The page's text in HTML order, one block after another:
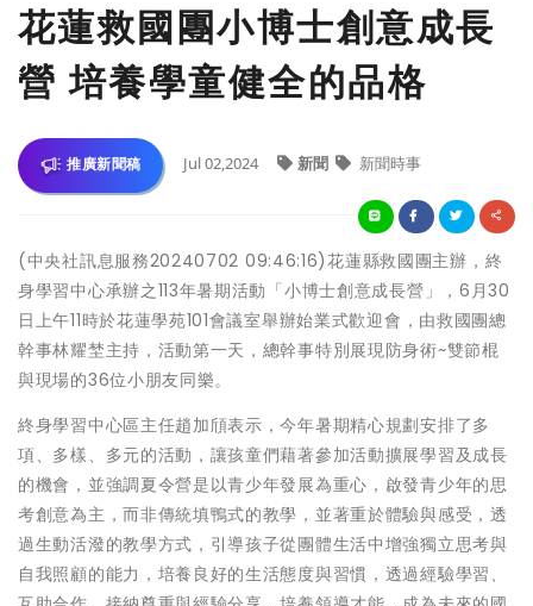
花蓮救國團小博士創意成長
營 培養學童健全的品格
推廣新聞稿 Jul 02,2024 新聞 新聞時事
(中央社訊息服務20240702 09:46:16)花蓮縣救國團主辦，終
身學習中心承辦之113年暑期活動「小博士創意成長營」，6月30
日上午11時於花蓮學苑101會議室舉辦始業式歡迎會，由救國團總
幹事林耀埜主持，活動第一天，總幹事特別展現防身術~雙節棍
與現場的36位小朋友同樂。
終身學習中心區主任趙加頎表示，今年暑期精心規劃安排了多
項、多樣、多元的活動，讓孩童們藉著參加活動擴展學習及成長
的機會，並強調夏令營是以青少年發展為重心，啟發青少年的思
考創意為主，而非傳統填鴨式的教學，並著重於體驗與感受，透
過生動活潑的教學方式，引導孩子從團體生活中增強獨立思考與
自我照顧的能力，培養良好的生活態度與習慣，透過經驗學習、